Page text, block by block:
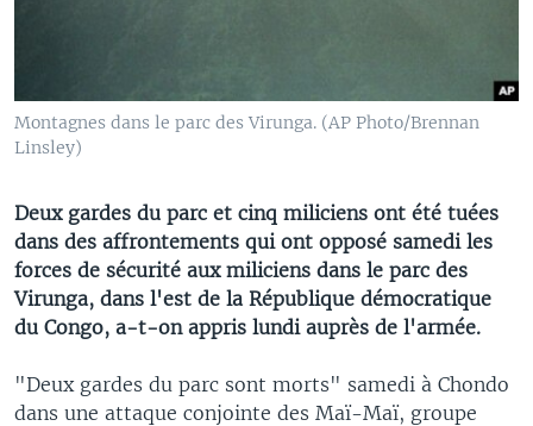
Montagnes dans le parc des Virunga. (AP Photo/Brennan
Linsley)
Deux gardes du parc et cinq miliciens ont été tuées
dans des affrontements qui ont opposé samedi les
forces de sécurité aux miliciens dans le parc des
Virunga, dans l'est de la République démocratique
du Congo, a-t-on appris lundi auprès de l'armée.
"Deux gardes du parc sont morts" samedi à Chondo
dans une attaque conjointe des Maï-Maï, groupe